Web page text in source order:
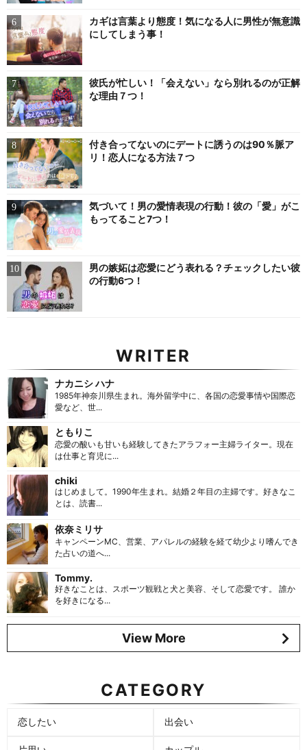
カギは言葉より態度！気になる人に男性が無意識
にしてしまう事！
彼氏が忙しい！「会えない」なら別れるのが正解
な理由７つ！
付き合ってないのにデートに誘うのは90％脈ア
リ！恋人になる方法７つ
気づいて！男の愛情表現の行動！彼の「愛」がこ
もってること7つ！
男の嫉妬は恋愛にどう表れる？チェックしたい彼
の行動6つ！
WRITER
ナカニシ ハナ
1985年神奈川県生まれ。海外留学中に、各国の恋愛事情や国際恋
愛など、世...
ともりこ
恋愛の酸いも甘いも経験してきたアラフォー主婦ライター。現在
は仕事と育児に...
chiki
はじめまして。1990年生まれ。結婚２年目の主婦です。好きなこ
とは、読書...
依奈ミリサ
キャンペーンMC、営業、アパレルの経験を経て幼少より嗜んでき
た占いの道へ...
Tommy.
好きなことは、スポーツ観戦と犬と美容、そして恋愛です。 誰か
を好きになる...
View More
CATEGORY
恋したい 出会い